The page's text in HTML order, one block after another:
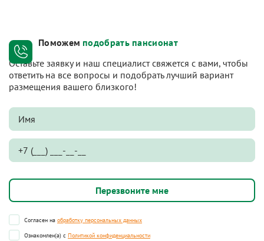
Поможем подобрать пансионат
Оставьте заявку и наш специалист свяжется с вами, чтобы
ответить на все вопросы и подобрать лучший вариант
размещения вашего близкого!
Согласен на обработку персональных данных
Ознакомлен(а) с Политикой конфиденциальности